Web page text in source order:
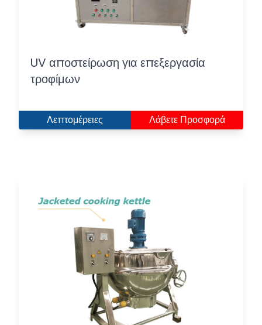
UV αποστείρωση για επεξεργασία
τροφίμων
Λεπτομέρειες Λάβετε Προσφορά